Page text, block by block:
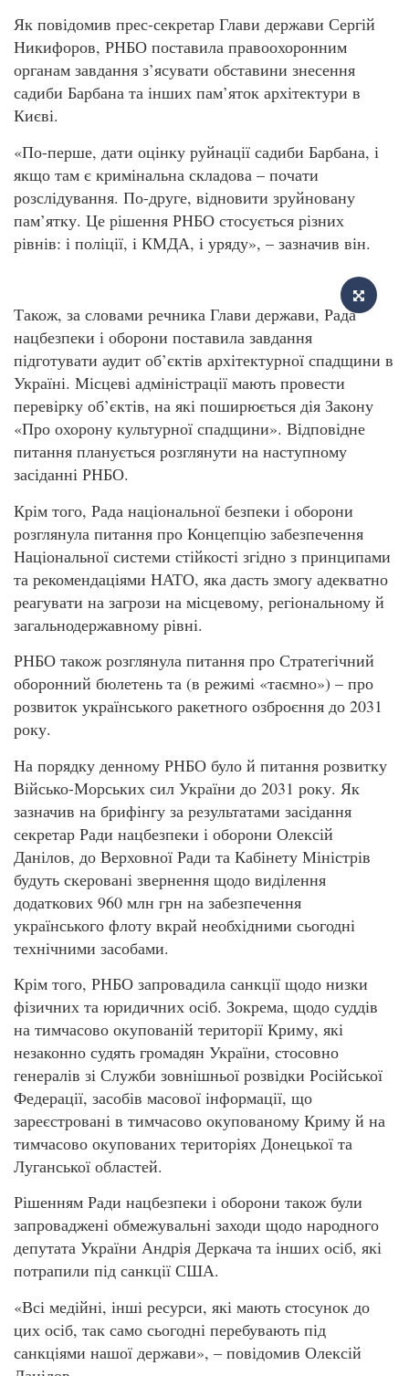
Як повідомив прес-секретар Глави держави Сергій
Никифоров, РНБО поставила правоохоронним
органам завдання з’ясувати обставини знесення
садиби Барбана та інших пам’яток архітектури в
Києві.
«По-перше, дати оцінку руйнації садиби Барбана, і
якщо там є кримінальна складова – почати
розслідування. По-друге, відновити зруйновану
пам’ятку. Це рішення РНБО стосується різних
рівнів: і поліції, і КМДА, і уряду», – зазначив він.
Також, за словами речника Глави держави, Рада
нацбезпеки і оборони поставила завдання
підготувати аудит об’єктів архітектурної спадщини в
Україні. Місцеві адміністрації мають провести
перевірку об’єктів, на які поширюється дія Закону
«Про охорону культурної спадщини». Відповідне
питання планується розглянути на наступному
засіданні РНБО.
Крім того, Рада національної безпеки і оборони
розглянула питання про Концепцію забезпечення
Національної системи стійкості згідно з принципами
та рекомендаціями НАТО, яка дасть змогу адекватно
реагувати на загрози на місцевому, регіональному й
загальнодержавному рівні.
РНБО також розглянула питання про Стратегічний
оборонний бюлетень та (в режимі «таємно») – про
розвиток українського ракетного озброєння до 2031
року.
На порядку денному РНБО було й питання розвитку
Військо-Морських сил України до 2031 року. Як
зазначив на брифінгу за результатами засідання
секретар Ради нацбезпеки і оборони Олексій
Данілов, до Верховної Ради та Кабінету Міністрів
будуть скеровані звернення щодо виділення
додаткових 960 млн грн на забезпечення
українського флоту вкрай необхідними сьогодні
технічними засобами.
Крім того, РНБО запровадила санкції щодо низки
фізичних та юридичних осіб. Зокрема, щодо суддів
на тимчасово окупованій території Криму, які
незаконно судять громадян України, стосовно
генералів зі Служби зовнішньої розвідки Російської
Федерації, засобів масової інформації, що
зареєстровані в тимчасово окупованому Криму й на
тимчасово окупованих територіях Донецької та
Луганської областей.
Рішенням Ради нацбезпеки і оборони також були
запроваджені обмежувальні заходи щодо народного
депутата України Андрія Деркача та інших осіб, які
потрапили під санкції США.
«Всі медійні, інші ресурси, які мають стосунок до
цих осіб, так само сьогодні перебувають під
санкціями нашої держави», – повідомив Олексій